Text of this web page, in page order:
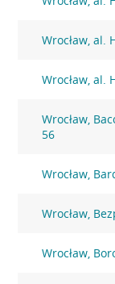
Wrocław, al.
Wrocław, al.
Wrocław,
56
Wrocław,
Wrocław,
Wrocław,